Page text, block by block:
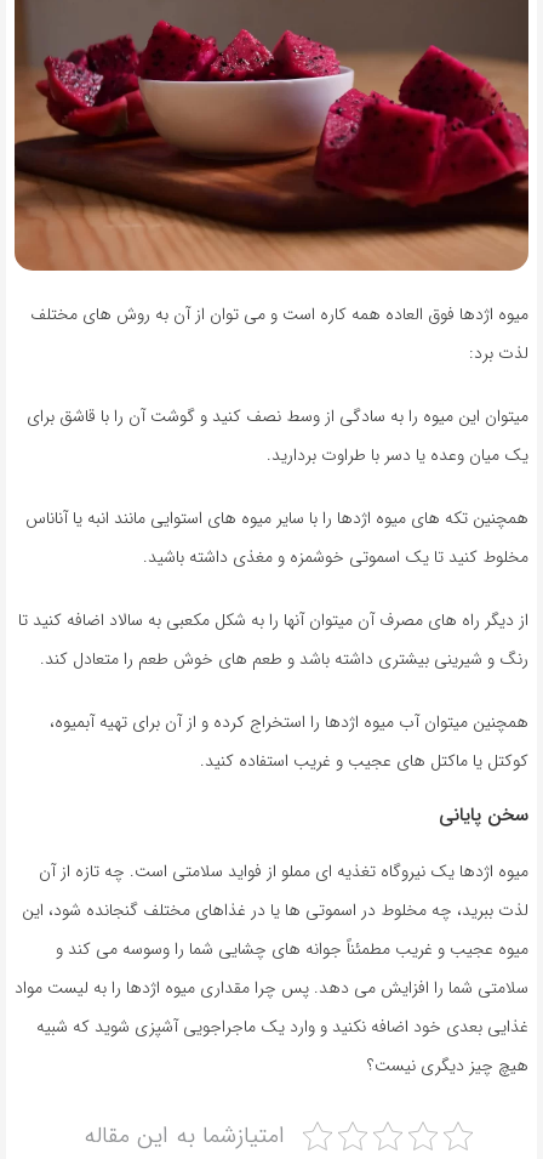
میوه اژدها فوق العاده همه کاره است و می توان از آن به روش های مختلف
لذت برد:
میتوان این میوه را به سادگی از وسط نصف کنید و گوشت آن را با قاشق برای
یک میان وعده یا دسر با طراوت بردارید.
همچنین تکه های میوه اژدها را با سایر میوه های استوایی مانند انبه یا آناناس
مخلوط کنید تا یک اسموتی خوشمزه و مغذی داشته باشید.
از دیگر راه های مصرف آن میتوان آنها را به شکل مکعبی به سالاد اضافه کنید تا
رنگ و شیرینی بیشتری داشته باشد و طعم های خوش طعم را متعادل کند.
همچنین میتوان آب میوه اژدها را استخراج کرده و از آن برای تهیه آبمیوه،
کوکتل یا ماکتل های عجیب و غریب استفاده کنید.
سخن پایانی
میوه اژدها یک نیروگاه تغذیه ای مملو از فواید سلامتی است. چه تازه از آن
لذت ببرید، چه مخلوط در اسموتی ها یا در غذاهای مختلف گنجانده شود، این
میوه عجیب و غریب مطمئناً جوانه های چشایی شما را وسوسه می کند و
سلامتی شما را افزایش می دهد. پس چرا مقداری میوه اژدها را به لیست مواد
غذایی بعدی خود اضافه نکنید و وارد یک ماجراجویی آشپزی شوید که شبیه
هیچ چیز دیگری نیست؟
امتیازشما به این مقاله